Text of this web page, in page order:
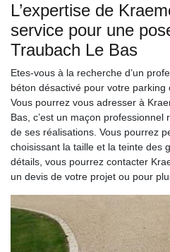
L’expertise de
service pour une
Traubach Le Bas
Etes-vous à la recherche d’un
béton désactivé pour votre
Vous pourrez vous adresser à
Bas, c’est un maçon
de ses réalisations. Vous pourrez
choisissant la taille et la teinte des
détails, vous pourrez contacter
un devis de votre projet ou pour